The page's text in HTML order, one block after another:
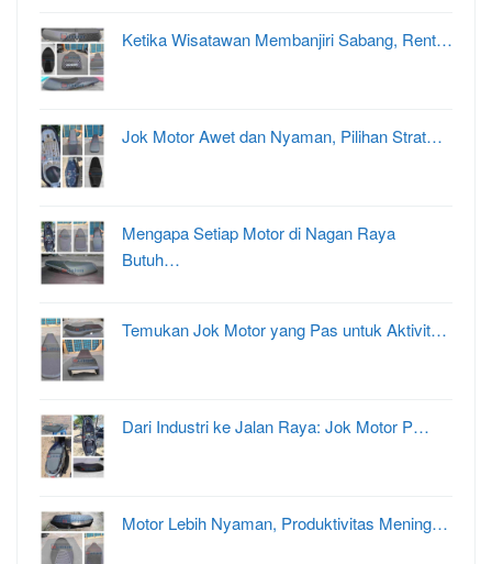
Ketika Wisatawan Membanjiri Sabang, Rent…
Jok Motor Awet dan Nyaman, Pilihan Strat…
Mengapa Setiap Motor di Nagan Raya
Butuh…
Temukan Jok Motor yang Pas untuk Aktivit…
Dari Industri ke Jalan Raya: Jok Motor P…
Motor Lebih Nyaman, Produktivitas Mening…